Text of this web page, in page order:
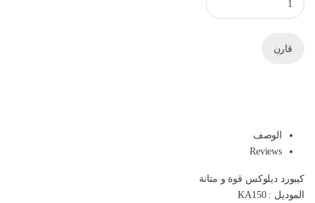
قارن
الوصف
Reviews
كيبورد ديلوكس قوة و متانة
الموديل : KA150